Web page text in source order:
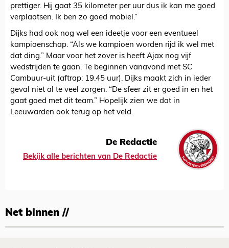
prettiger. Hij gaat 35 kilometer per uur dus ik kan me goed
verplaatsen. Ik ben zo goed mobiel.”
Dijks had ook nog wel een ideetje voor een eventueel
kampioenschap. “Als we kampioen worden rijd ik wel met
dat ding.” Maar voor het zover is heeft Ajax nog vijf
wedstrijden te gaan. Te beginnen vanavond met SC
Cambuur-uit (aftrap: 19.45 uur). Dijks maakt zich in ieder
geval niet al te veel zorgen. “De sfeer zit er goed in en het
gaat goed met dit team.” Hopelijk zien we dat in
Leeuwarden ook terug op het veld.
De Redactie
Bekijk alle berichten van De Redactie
Net binnen //